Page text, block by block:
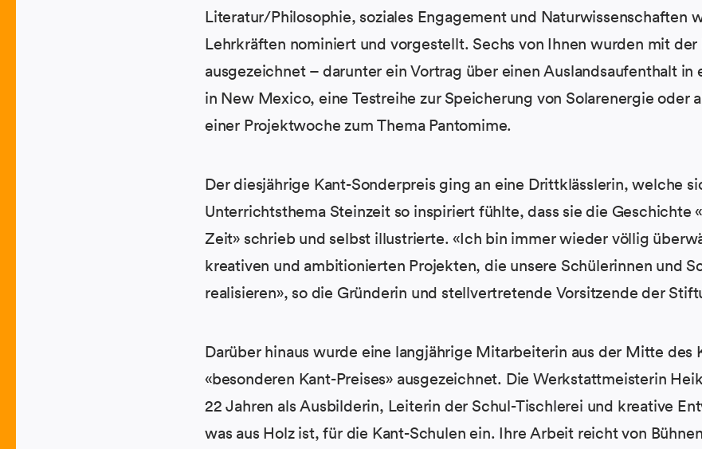
Literatur/Philosophie, soziales Engagement und Naturwissenschaften
Lehrkräften nominiert und vorgestellt. Sechs von Ihnen wurden mit
ausgezeichnet – darunter ein Vortrag über einen Auslandsaufenthalt in
in New Mexico, eine Testreihe zur Speicherung von Solarenergie oder
einer Projektwoche zum Thema Pantomime.
Der diesjährige Kant-Sonderpreis ging an eine Drittklässlerin, welche
Unterrichtsthema Steinzeit so inspiriert fühlte, dass sie die Geschichte
Zeit» schrieb und selbst illustrierte. «Ich bin immer wieder völlig
kreativen und ambitionierten Projekten, die unsere Schülerinnen und
realisieren», so die Gründerin und stellvertretende Vorsitzende der
Darüber hinaus wurde eine langjährige Mitarbeiterin aus der Mitte des
«besonderen Kant-Preises» ausgezeichnet. Die Werkstattmeisterin
22 Jahren als Ausbilderin, Leiterin der Schul-Tischlerei und kreative
was aus Holz ist, für die Kant-Schulen ein. Ihre Arbeit reicht von